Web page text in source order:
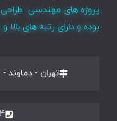
پروژه های مهندسی طراحی
بوده و دارای رتبه های
تهران - دماوند